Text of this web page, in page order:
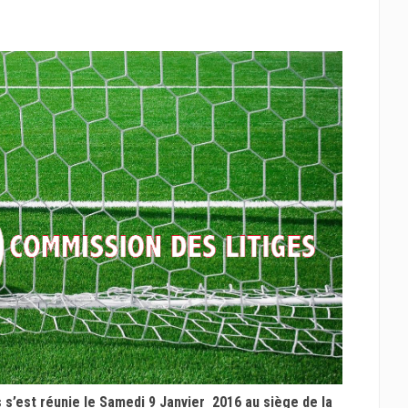
réunie le Samedi 9 Janvier 2016 au siège de la